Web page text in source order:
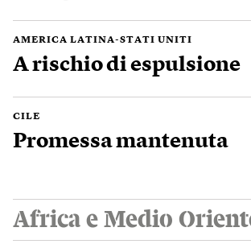
AMERICA LATINA-STATI UNITI
A rischio di espulsione
CILE
Promessa mantenuta
Africa e Medio